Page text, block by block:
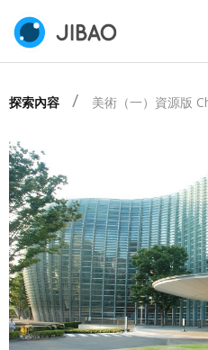
探索內容 美術（一）資源版